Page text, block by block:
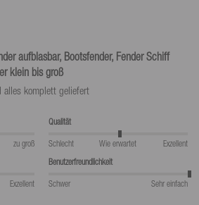
aufblasbar, Bootsfender, Fender Schiff
klein bis groß
alles komplett geliefert
zu groß
Qualität
Schlecht Wie erwartet
Exzellent
Exzellent
Benutzerfreundlichkeit
Schwer Sehr einfach